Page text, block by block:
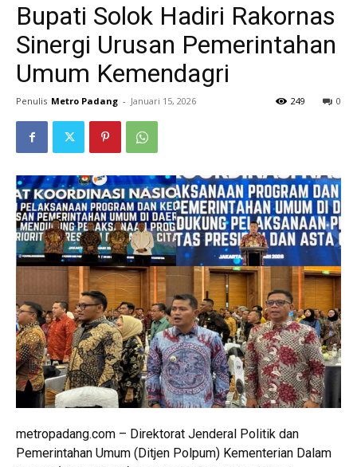
Bupati Solok Hadiri Rakornas
Sinergi Urusan Pemerintahan
Umum Kemendagri
Penulis Metro Padang - Januari 15, 2026 0
249
metropadang.com – Direktorat Jenderal Politik dan
Pemerintahan Umum (Ditjen Polpum) Kementerian Dalam